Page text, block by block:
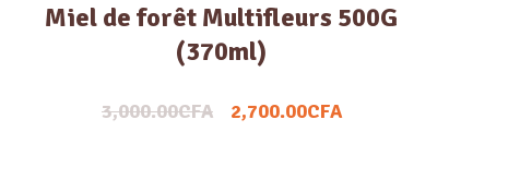
Miel de forêt Multifleurs 500G
(370ml)
3,000.00CFA 2,700.00CFA